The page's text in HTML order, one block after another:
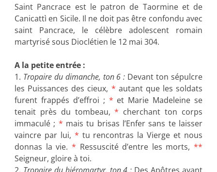
Saint Pancrace est le patron de Taormine et de
Canicattì en Sicile. Il ne doit pas être confondu avec
saint Pancrace, le célèbre adolescent romain
martyrisé sous Dioclétien le 12 mai 304.
A la petite entrée :
1. Tropaire du dimanche, ton 6 : Devant ton sépulcre
les Puissances des cieux, * autant que les soldats
furent frappés d’effroi ; * et Marie Madeleine se
tenait près du tombeau,* cherchant ton corps
immaculé ; * mais tu brisas l’Enfer sans te laisser
vaincre par lui, * tu rencontras la Vierge et nous
donnas la vie. * Ressuscité d’entre les morts, **
Seigneur, gloire à toi.